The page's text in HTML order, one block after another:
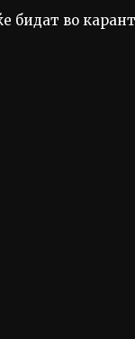
бидат во